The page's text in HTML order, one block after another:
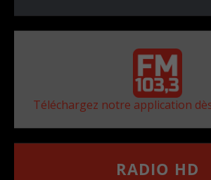
Téléchargez notre application
RADIO HD